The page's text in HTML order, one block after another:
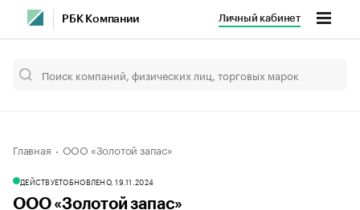
РБК Компании Личный кабинет
Главная ООО «Золотой запас»
ДЕЙСТВУЕТОБНОВЛЕНО, 19.11.2024
ООО «Золотой запас»